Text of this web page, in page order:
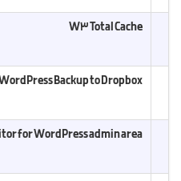
W3 Total Cache
Backup to Dropbox
for WordPress admin area